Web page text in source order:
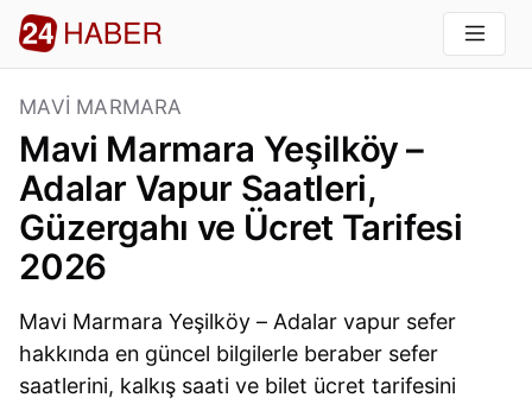
MAVI MARMARA
Mavi Marmara Yeşilköy –
Adalar Vapur Saatleri,
Güzergahı ve Ücret Tarifesi
2026
Mavi Marmara Yeşilköy – Adalar vapur sefer
hakkında en güncel bilgilerle beraber sefer
saatlerini, kalkış saati ve bilet ücret tarifesini